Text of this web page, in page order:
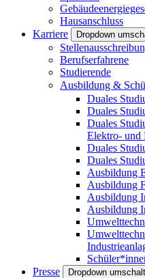
Hausanschluss
Karriere
Dropdown
Berufserfahrene
Studierende
Ausbildung &
Duales
Duales
Duales
Elektro- und
Duales
Duales
Ausbildung
Ausbildung
Ausbildung
Ausbildung
Presse
Dropdown